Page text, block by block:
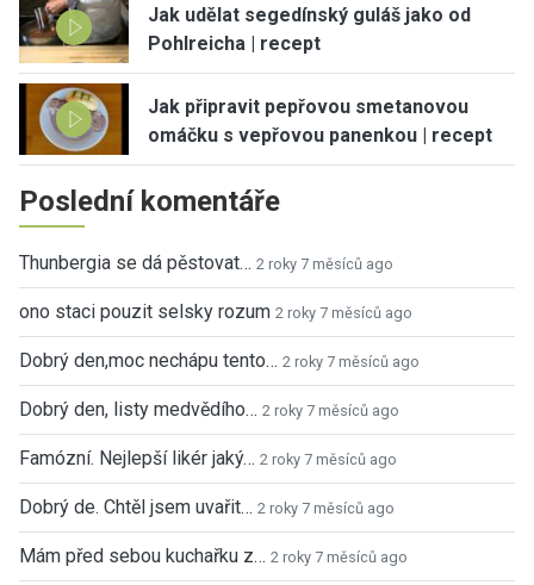
Jak udělat segedínský guláš jako od
Pohlreicha | recept
Jak připravit pepřovou smetanovou
omáčku s vepřovou panenkou | recept
Poslední komentáře
Thunbergia se dá pěstovat… 2 roky 7 měsíců ago
ono staci pouzit selsky rozum 2 roky 7 měsíců ago
Dobrý den,moc nechápu tento… 2 roky 7 měsíců ago
Dobrý den, listy medvědího… 2 roky 7 měsíců ago
Famózní. Nejlepší likér jaký… 2 roky 7 měsíců ago
Dobrý de. Chtěl jsem uvařit… 2 roky 7 měsíců ago
Mám před sebou kuchařku z… 2 roky 7 měsíců ago